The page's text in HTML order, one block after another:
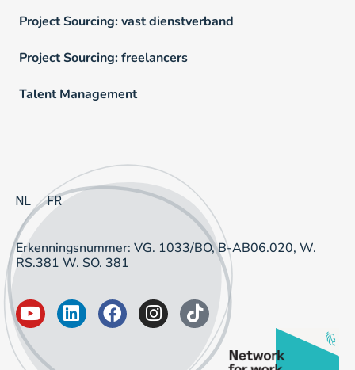
Project Sourcing: vast dienstverband
Project Sourcing: freelancers
Talent Management
NL FR
Erkenningsnummer: VG. 1033/BO, B-AB06.020, W.
RS.381 W. SO. 381